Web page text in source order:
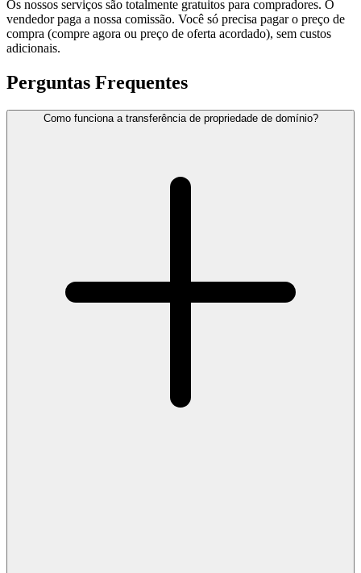
Os nossos serviços são totalmente gratuitos para compradores. O
vendedor paga a nossa comissão. Você só precisa pagar o preço de
compra (compre agora ou preço de oferta acordado), sem custos
adicionais.
Perguntas Frequentes
Como funciona a transferência de propriedade de domínio?